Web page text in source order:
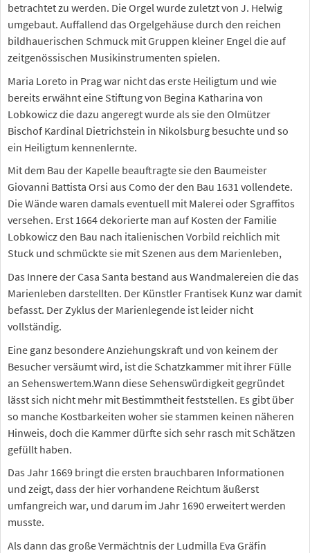
betrachtet zu werden. Die Orgel wurde zuletzt von J. Helwig
umgebaut. Auffallend das Orgelgehäuse durch den reichen
bildhauerischen Schmuck mit Gruppen kleiner Engel die auf
zeitgenössischen Musikinstrumenten spielen.
Maria Loreto in Prag war nicht das erste Heiligtum und wie
bereits erwähnt eine Stiftung von Begina Katharina von
Lobkowicz die dazu angeregt wurde als sie den Olmützer
Bischof Kardinal Dietrichstein in Nikolsburg besuchte und so
ein Heiligtum kennenlernte.
Mit dem Bau der Kapelle beauftragte sie den Baumeister
Giovanni Battista Orsi aus Como der den Bau 1631 vollendete.
Die Wände waren damals eventuell mit Malerei oder Sgraffitos
versehen. Erst 1664 dekorierte man auf Kosten der Familie
Lobkowicz den Bau nach italienischen Vorbild reichlich mit
Stuck und schmückte sie mit Szenen aus dem Marienleben,
Das Innere der Casa Santa bestand aus Wandmalereien die das
Marienleben darstellten. Der Künstler Frantisek Kunz war damit
befasst. Der Zyklus der Marienlegende ist leider nicht
vollständig.
Eine ganz besondere Anziehungskraft und von keinem der
Besucher versäumt wird, ist die Schatzkammer mit ihrer Fülle
an Sehenswertem.Wann diese Sehenswürdigkeit gegründet
lässt sich nicht mehr mit Bestimmtheit feststellen. Es gibt über
so manche Kostbarkeiten woher sie stammen keinen näheren
Hinweis, doch die Kammer dürfte sich sehr rasch mit Schätzen
gefüllt haben.
Das Jahr 1669 bringt die ersten brauchbaren Informationen
und zeigt, dass der hier vorhandene Reichtum äußerst
umfangreich war, und darum im Jahr 1690 erweitert werden
musste.
Als dann das große Vermächtnis der Ludmilla Eva Gräfin